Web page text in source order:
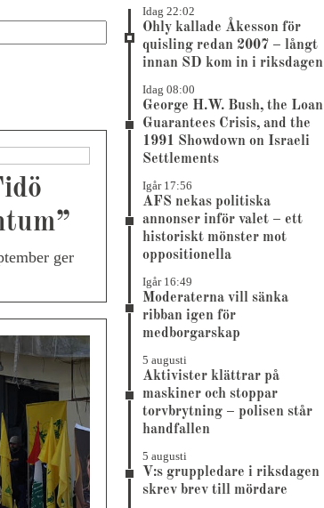
ger
Idag 22:02
Ohly kallade Åkesson för
quisling redan 2007 – långt
innan SD kom in i riksdagen
Idag 08:00
George H.W. Bush, the Loan
Guarantees Crisis, and the
1991 Showdown on Israeli
Settlements
Igår 17:56
AFS nekas politiska
annonser inför valet – ett
historiskt mönster mot
oppositionella
Igår 16:49
Moderaterna vill sänka
ribban igen för
medborgarskap
5 augusti
Aktivister klättrar på
maskiner och stoppar
torvbrytning – polisen står
handfallen
5 augusti
V:s gruppledare i riksdagen
skrev brev till mördare